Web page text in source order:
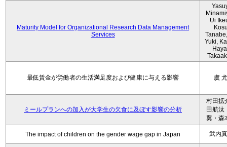
Maturity Model for Organizational Research Data Management
Services
Ui
Yuki,
最低賃金が労働者の生活満足度および健康に与える影響 虞
ミールプランへの加入が大学生の欠食に及ぼす影響の分析
村田拡
田航汰
翼・森
The impact of children on the gender wage gap in Japan 武内